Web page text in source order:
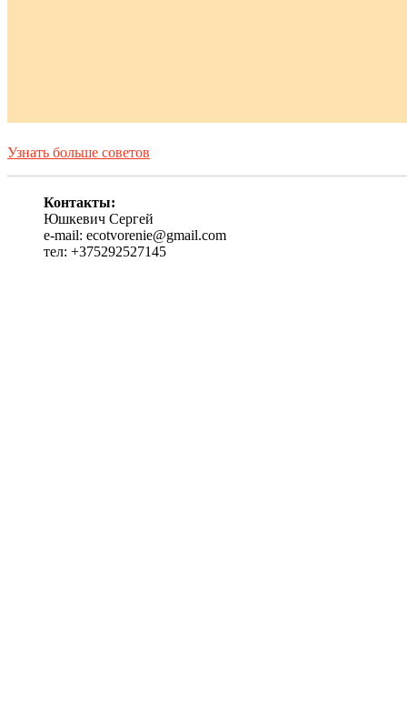
Узнать больше советов
Контакты:
Юшкевич Сергей
e-mail: ecotvorenie@gmail.com
тел: +375292527145